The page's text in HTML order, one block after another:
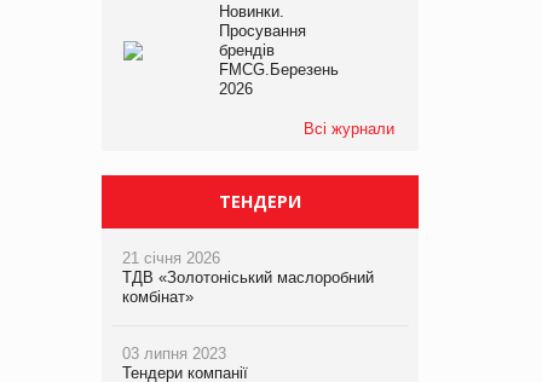
Новинки.
Просування
брендів
FMCG.Березень
2026
Всі журнали
ТЕНДЕРИ
21 січня 2026
ТДВ «Золотоніський маслоробний
комбінат»
03 липня 2023
Тендери компанії